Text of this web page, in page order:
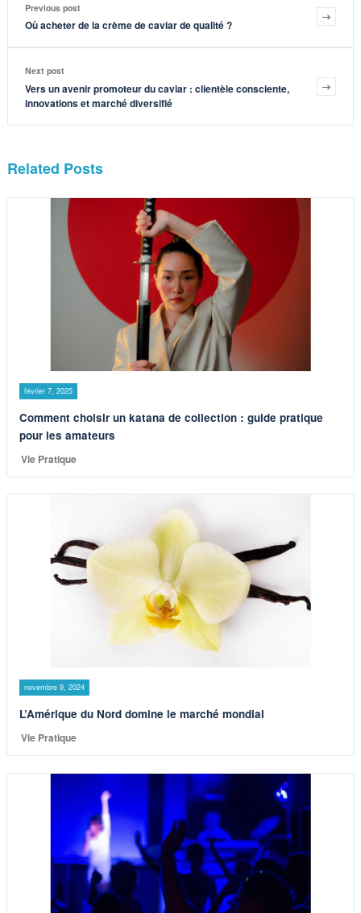
Previous post
Où acheter de la crème de caviar de qualité ?
Next post
Vers un avenir promoteur du caviar : clientèle consciente,
innovations et marché diversifié
Related Posts
février 7, 2025
Comment choisir un katana de collection : guide pratique
pour les amateurs
Vie Pratique
novembre 9, 2024
L’Amérique du Nord domine le marché mondial
Vie Pratique